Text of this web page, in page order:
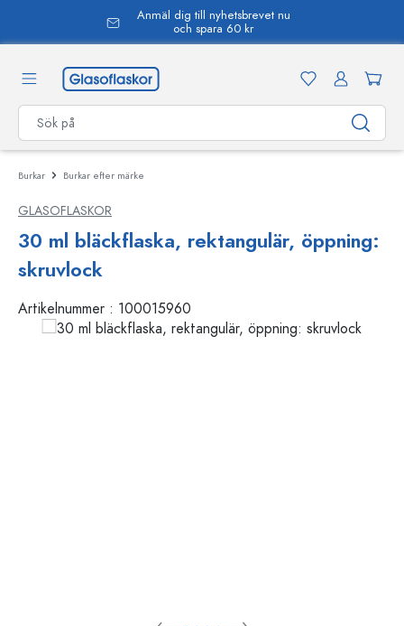
Anmäl dig till nyhetsbrevet nu
och spara 60 kr
Burkar Burkar efter märke
GLASOFLASKOR
30 ml bläckflaska, rektangulär, öppning:
skruvlock
Artikelnummer : 100015960